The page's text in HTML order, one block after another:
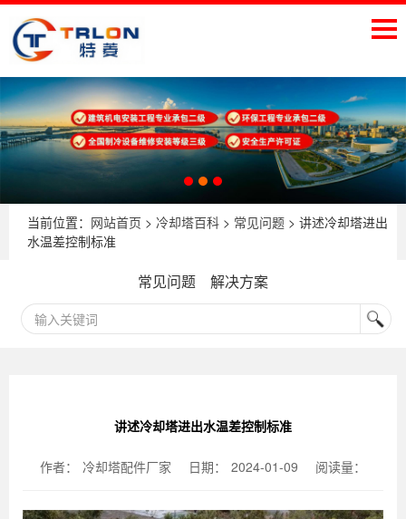
当前位置： 网站首页 > 冷却塔百科 > 常见问题 > 讲述冷却塔进出
水温差控制标准
常见问题 解决方案
讲述冷却塔进出水温差控制标准
作者： 冷却塔配件厂家 日期： 2024-01-09 阅读量：